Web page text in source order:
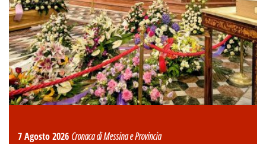
7 Agosto 2026 Cronaca di Messina e Provincia